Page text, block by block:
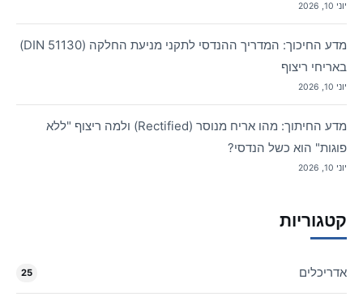
יוני 10, 2026
מדע החיכוך: המדריך ההנדסי לתקני מניעת החלקה (DIN 51130)
באריחי ריצוף
יוני 10, 2026
מדע החיתוך: מהו אריח מנוסר (Rectified) ולמה ריצוף "ללא
פוגות" הוא כשל הנדסי?
יוני 10, 2026
קטגוריות
אדריכלים 25